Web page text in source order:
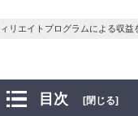
リエイトプログラムによる収益
目次 [閉じる]